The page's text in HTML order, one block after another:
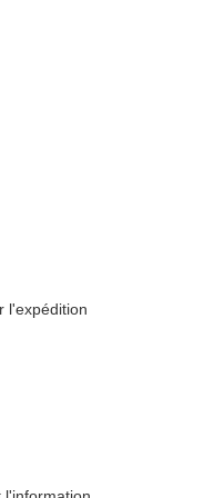
l'expédition